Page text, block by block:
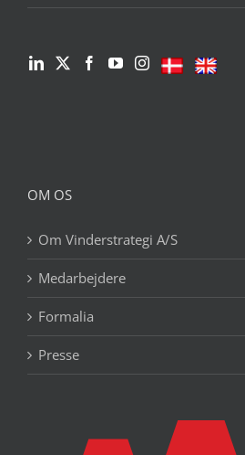
OM OS
Om Vinderstrategi A/S
Medarbejdere
Formalia
Presse